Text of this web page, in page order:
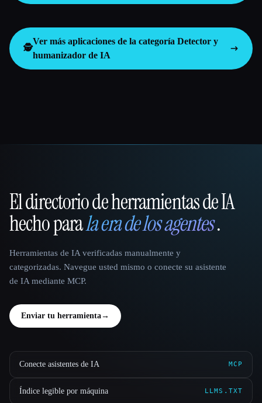
🕵️
Ver más aplicaciones de la categoría Detector y
humanizador de IA
That AI Collection
El directorio de herramientas de IA
hecho parala era de los agentes.
Herramientas de IA verificadas manualmente y
categorizadas. Navegue usted mismo o conecte su asistente
de IA mediante MCP.
Enviar tu herramienta→
Conecte asistentes de IA MCP
Índice legible por máquina LLMS.TXT